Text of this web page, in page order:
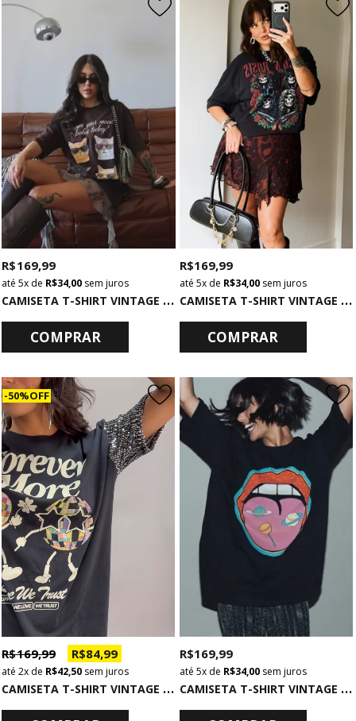
C
AMISETA T-SHIRT VINTAGE MARROM MOOD
R$ 169,99
5x de R$ 34,00 sem juros
COMPRAR
C
AMISETA T-SHIRT VINTAGE PRETA ESTONADA GUNS
R$ 169,99
5xde R$ 34,00sem juros
COMPRAR
50% OFF
C
AMISETA T-SHIRT VINTAGE PRETA FOREVER MANGA PAETÊ PRATA
R$ 169,99 R$ 84,99
2x de R$ 42,50 sem juros
C
AMISETA T-SHIRT VINTAGE PRETA LOLLIPOP
R$ 169,99
5xde R$ 34,00sem juros